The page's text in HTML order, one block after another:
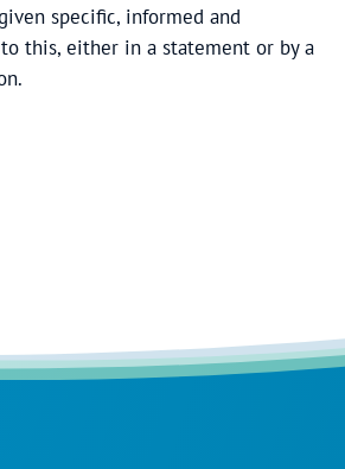
specific, informed and
this, either in a statement or by a